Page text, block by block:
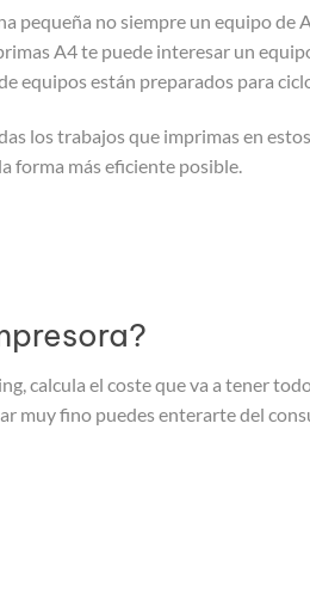
pequeña no siempre un equipo de
A4 te puede interesar un
equipos están preparados para
los trabajos que imprimas en
forma más eficiente posible.
calcula el coste que va a tener
muy fino puedes enterarte del